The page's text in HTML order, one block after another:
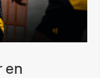
en